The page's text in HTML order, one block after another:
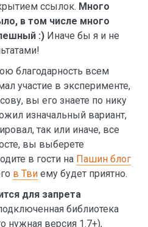
ссылок. Много
в том числе много
:) Иначе бы я и не
благодарность всем
участие в эксперименте,
вы его знаете по нику
изначальный вариант,
так или иначе, все
вы выберете
в гости на Пашин блог
в Тви ему будет приятно.
для запрета
библиотека
нужная версия 1.7+),